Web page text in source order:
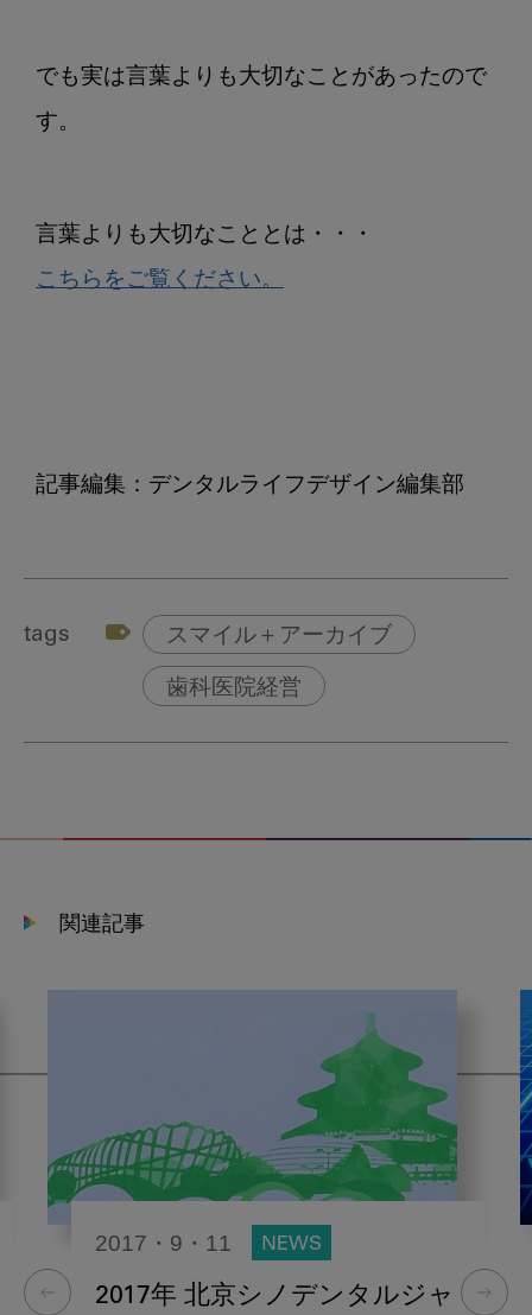
でも実は言葉よりも大切なことがあったので
す。
言葉よりも大切なこととは・・・
こちらをご覧ください。
tags スマイル＋アーカイブ
歯科医院経営
関連記事
2017・9・11 NEWS
2017年 北京シノデンタルジャ